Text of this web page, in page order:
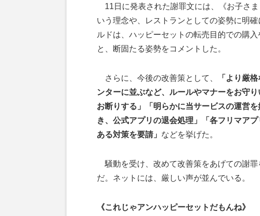
11日に発表された謝罪文には、《お子さ
いう理念や、レストランとしての姿勢に明
ルドは、ハッピーセットの転売目的での購
と、断固たる姿勢をコメントした。
さらに、今後の改善策として、
「より厳
ンターに並ぶなど、ルールやマナーをお守
お断りする」「明らかに当サービスの運営
き、公式アプリの退会処理」「各フリマア
ある対策を要請」 などを挙げた。
騒動を受け、改めて改善策をあげての謝
だ。ネットには、厳しい声が並んでいる。
《これじゃアンハッピーセットだもんね》